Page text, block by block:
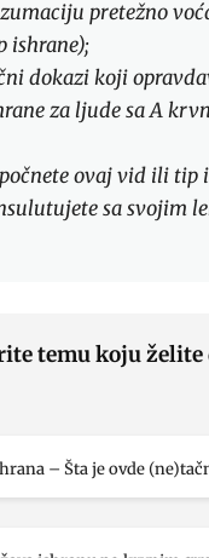
pretežno
ishrane);
dokazi koji
za ljude sa A
ovaj vid ili tip
sa svojim
temu koju
– Šta je ovde